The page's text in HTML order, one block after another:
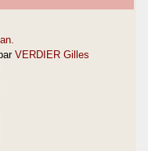
VERDIER Gilles